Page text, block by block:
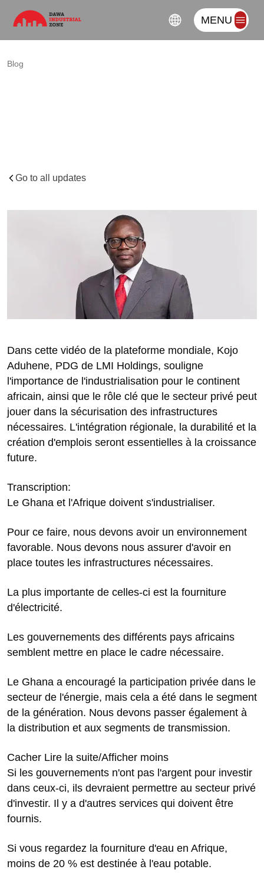
MENU
Blog
Go to all updates
Dans cette vidéo de la plateforme mondiale, Kojo
Aduhene, PDG de LMI Holdings, souligne
l'importance de l'industrialisation pour le continent
africain, ainsi que le rôle clé que le secteur privé peut
jouer dans la sécurisation des infrastructures
nécessaires. L'intégration régionale, la durabilité et la
création d'emplois seront essentielles à la croissance
future.
Transcription:
Le Ghana et l'Afrique doivent s'industrialiser.
Pour ce faire, nous devons avoir un environnement
favorable. Nous devons nous assurer d'avoir en
place toutes les infrastructures nécessaires.
La plus importante de celles-ci est la fourniture
d'électricité.
Les gouvernements des différents pays africains
semblent mettre en place le cadre nécessaire.
Le Ghana a encouragé la participation privée dans le
secteur de l'énergie, mais cela a été dans le segment
de la génération. Nous devons passer également à
la distribution et aux segments de transmission.
Cacher Lire la suite/Afficher moins
Si les gouvernements n'ont pas l'argent pour investir
dans ceux-ci, ils devraient permettre au secteur privé
d'investir. Il y a d'autres services qui doivent être
fournis.
Si vous regardez la fourniture d'eau en Afrique,
moins de 20 % est destinée à l'eau potable.